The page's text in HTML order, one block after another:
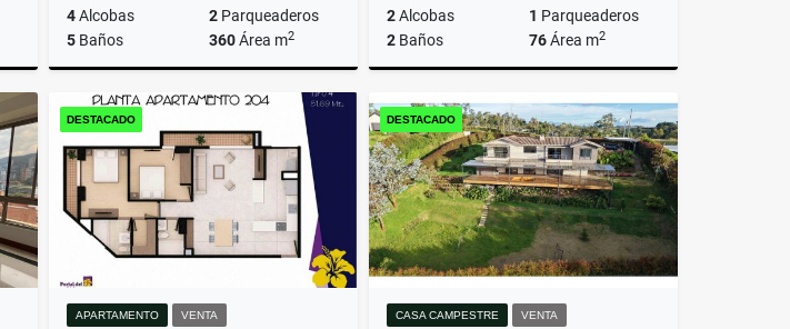
4Alcobas 2 Parqueaderos
5 Baños 360Área m2
Arrendamiento
2Alcobas 1 Parqueaderos
2 Baños 76Área m2
Venta
$607.200.000
DESTACADO
APARTAMENTO VENTA
DESTACADO
CASA CAMPESTRE VENTA